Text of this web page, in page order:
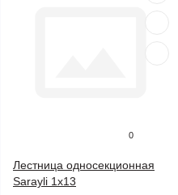
0
Лестница односекционная
Sarayli 1х13